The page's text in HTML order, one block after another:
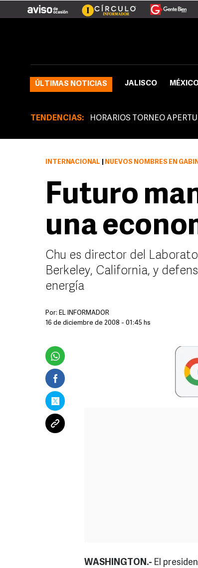
ÚLTIMAS NOTICIAS JALISCO
TENDENCIAS: HORARIOS TORNEO
INTERNACIONAL NUEVOS NOMBRES EN
Futuro
una
Chu es director del
Berkeley, California, y
energía
Por: EL INFORMADOR
16 de diciembre de 2008 - 01:45 hs
WASHINGTON.- El